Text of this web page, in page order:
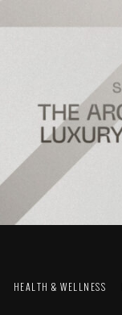
HEALTH & WELLNESS